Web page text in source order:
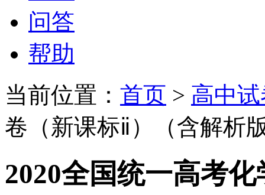
问答
帮助
当前位置： 首页 > 高中
卷（新课标ⅱ）（含解析
2020全国统一高考